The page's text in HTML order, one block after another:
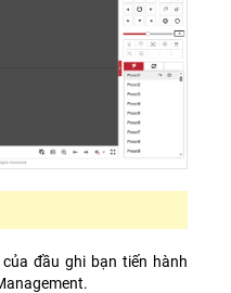
đầu ghi bạn tiến hành